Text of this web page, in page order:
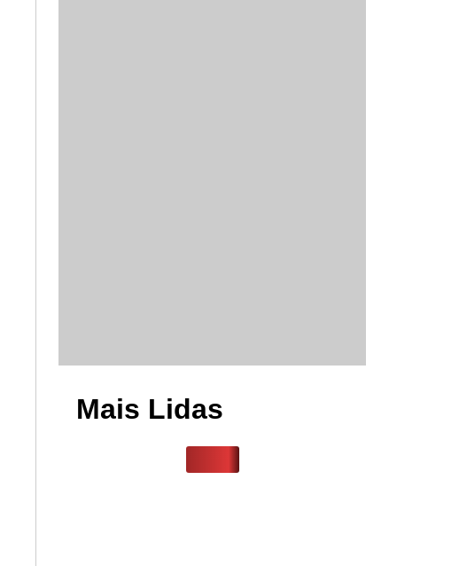
Mais Lidas